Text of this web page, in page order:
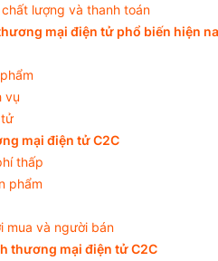
lượng và thanh toán
mại điện tử phổ biến hiện
vụ
mại điện tử C2C
thấp
phẩm
mua và người bán
thương mại điện tử C2C